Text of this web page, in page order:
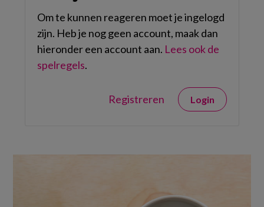
Om te kunnen reageren moet je ingelogd
zijn. Heb je nog geen account, maak dan
hieronder een account aan. Lees ook de
spelregels.
Registreren Login